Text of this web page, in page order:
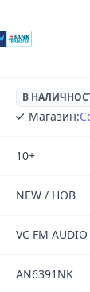
В
Магазин:
10+
NEW / НОВ
VC FM AUDIO
AN6391NK